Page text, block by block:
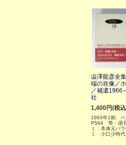
澁澤龍彦全
端の肖像／
／補遺
社
1,400円(税
1993年1刷
P564 帯・函
ミ 本体元パラ
ミ 小口少時